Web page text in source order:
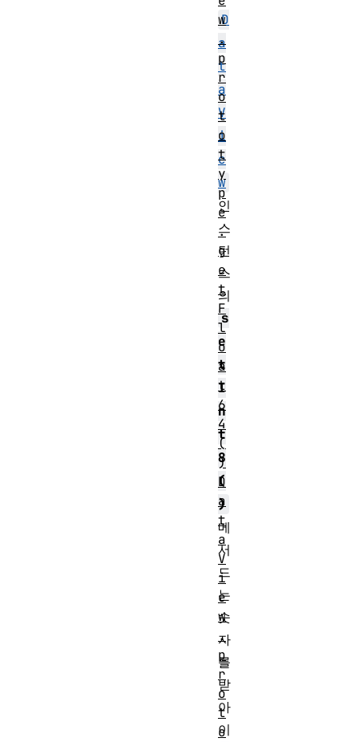
D
a
t
a
V
i
e
w
인
스
턴
스
의
s
e
t
I
n
t
8
(
)
메
서
드
는
숫
자
를
받
아
이
w
.
p
r
o
t
o
t
y
p
e
.
g
e
t
F
l
o
a
t
6
4
(
)
D
a
t
a
V
i
e
w
.
p
r
o
t
o